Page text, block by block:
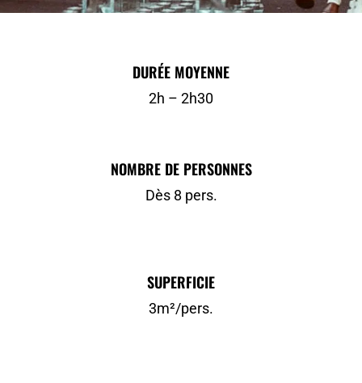
DURÉE MOYENNE
2h – 2h30
NOMBRE DE PERSONNES
Dès 8 pers.
SUPERFICIE
3m²/pers.